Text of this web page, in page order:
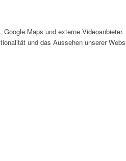
Maps und externe
und das Aussehen unserer